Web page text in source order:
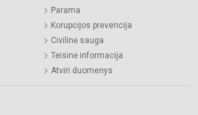
Parama
Korupcijos prevencija
Civilinė sauga
Teisinė informacija
Atviri duomenys